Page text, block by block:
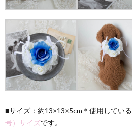
ロイヤ
ーロー
ズとホ
ワイト
ガーベ
ラのリ
ングド
ッグ用
リング
2.
リン
■サイズ：約13×13×5cm＊使用している
号）サイズです。